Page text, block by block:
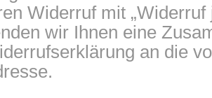
Widerruf mit
wir Ihnen eine
an die